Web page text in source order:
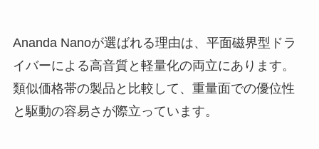
Ananda Nanoが選ばれる理由は、平面磁界型ドラ
イバーによる高音質と軽量化の両立にあります。
類似価格帯の製品と比較して、重量面での優位性
と駆動の容易さが際立っています。